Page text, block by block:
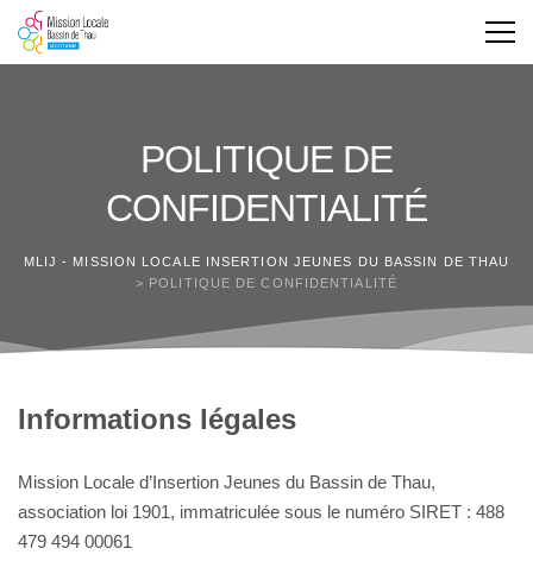
POLITIQUE DE
CONFIDENTIALITÉ
MLIJ - MISSION LOCALE INSERTION JEUNES DU BASSIN DE THAU
> POLITIQUE DE CONFIDENTIALITÉ
Informations légales
Mission Locale d’Insertion Jeunes du Bassin de Thau,
association loi 1901, immatriculée sous le numéro SIRET : 488
479 494 00061